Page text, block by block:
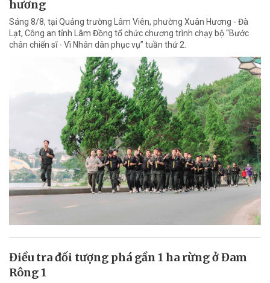
hương
Sáng 8/8, tại Quảng trường Lâm Viên, phường Xuân Hương - Đà
Lạt, Công an tỉnh Lâm Đồng tổ chức chương trình chạy bộ “Bước
chân chiến sĩ - Vì Nhân dân phục vụ” tuần thứ 2.
Điều tra đối tượng phá gần 1 ha rừng ở Đam
Rông 1